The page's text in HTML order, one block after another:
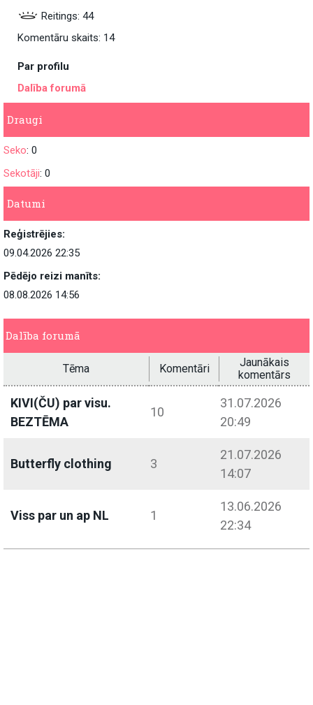
Reitings: 44
Komentāru skaits: 14
Par profilu
Dalība forumā
Draugi
Seko: 0
Sekotāji: 0
Datumi
Reģistrējies:
09.04.2026 22:35
Pēdējo reizi manīts:
08.08.2026 14:56
Dalība forumā
Tēma Komentāri
Jaunākais
komentārs
KIVI(ČU) par visu.
BEZTĒMA
10
31.07.2026
20:49
Butterfly clothing 3
21.07.2026
14:07
Viss par un ap NL 1
13.06.2026
22:34